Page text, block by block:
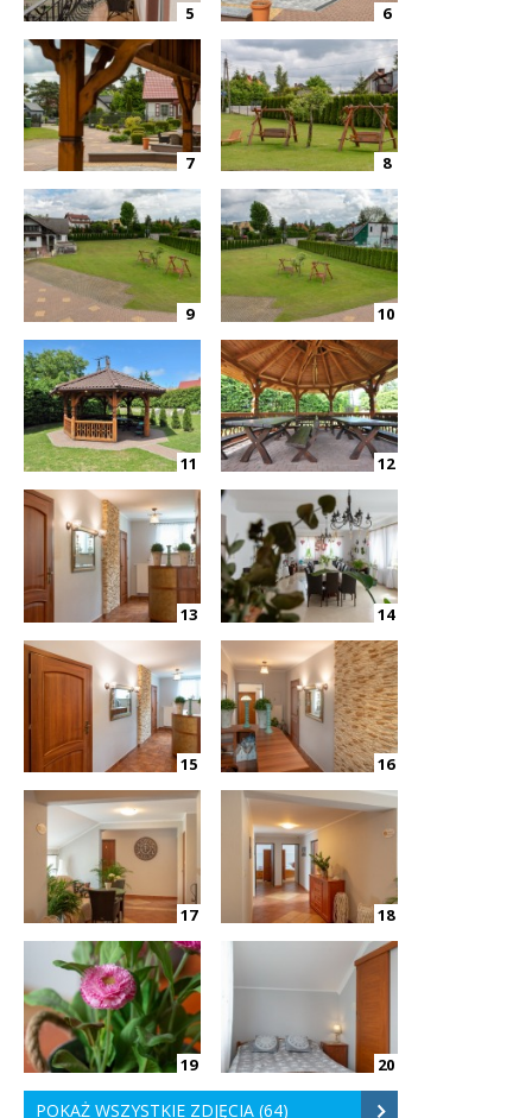
5 6
7 8
9 10
11 12
13 14
15 16
17 18
19 20
POKAŻ WSZYSTKIE ZDJĘCIA (64)